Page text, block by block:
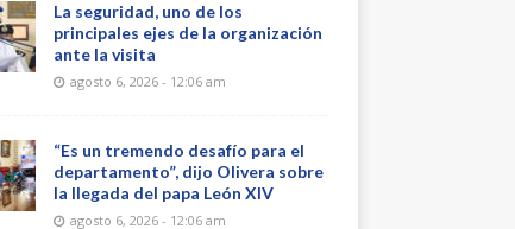
La seguridad, uno de los
principales ejes de la organización
ante la visita
agosto 6, 2026 - 12:06 am
“Es un tremendo desafío para el
departamento”, dijo Olivera sobre
la llegada del papa León XIV
agosto 6, 2026 - 12:06 am